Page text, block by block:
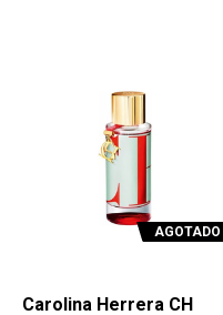
AGOTADO
Carolina Herrera CH